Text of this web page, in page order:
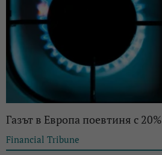
Газът в Европа поевтиня с 20%
Financial Tribune